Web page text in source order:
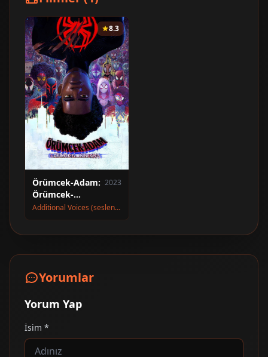
8.3
Örümcek-Adam:
Örümcek-
Evrenine Geçiş
2023
Additional Voices (seslendirme)
Yorumlar
Yorum Yap
İsim *